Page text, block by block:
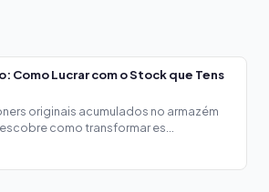
Como Lucrar com o Stock que Tens
originais acumulados no armazém
como transformar es...